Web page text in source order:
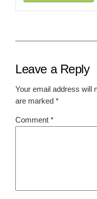
Leave a Reply
Your email address will
are marked*
Comment*